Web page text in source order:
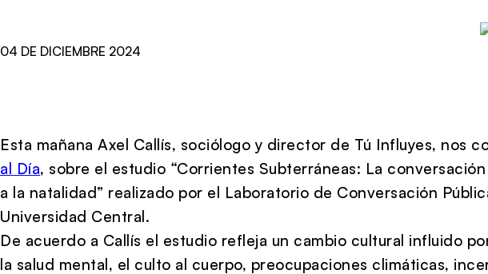
04 DE DICIEMBRE 2024
Esta mañana Axel Callís, sociólogo y director de Tú Influyes, nos
al Día, sobre el estudio “Corrientes Subterráneas: La
a la natalidad” realizado por el Laboratorio de Conversación
Universidad Central.
De acuerdo a Callís el estudio refleja un cambio cultural influido
la salud mental, el culto al cuerpo, preocupaciones climáticas,